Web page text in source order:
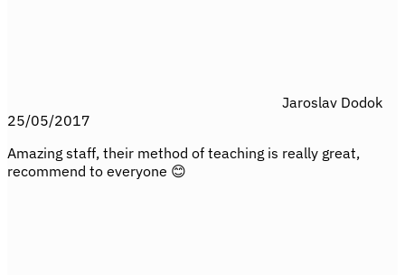
Jaroslav Dodok
25/05/2017
Amazing staff, their method of teaching is really great,
recommend to everyone 😊